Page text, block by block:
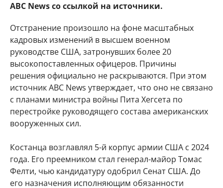
ABC News со ссылкой на источники.
Отстранение произошло на фоне масштабных
кадровых изменений в высшем военном
руководстве США, затронувших более 20
высокопоставленных офицеров. Причины
решения официально не раскрываются. При этом
источник ABC News утверждает, что оно не связано
с планами министра войны Пита Хегсета по
перестройке руководящего состава американских
вооруженных сил.
Костанца возглавлял 5-й корпус армии США с 2024
года. Его преемником стал генерал-майор Томас
Фелти, чью кандидатуру одобрил Сенат США. До
его назначения исполняющим обязанности